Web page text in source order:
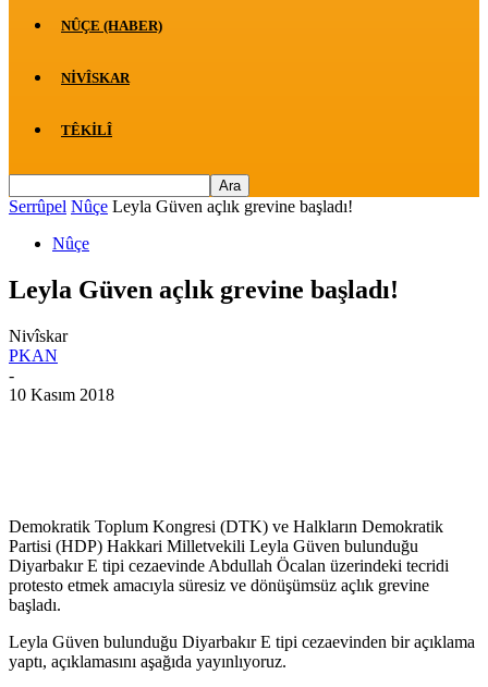
NÛÇE (HABER)
NIVÎSKAR
TÊKILÎ
Serrûpel Nûçe Leyla Güven açlık grevine başladı!
Nûçe
Leyla Güven açlık grevine başladı!
Nivîskar
PKAN
-
10 Kasım 2018
Demokratik Toplum Kongresi (DTK) ve Halkların Demokratik
Partisi (HDP) Hakkari Milletvekili Leyla Güven bulunduğu
Diyarbakır E tipi cezaevinde Abdullah Öcalan üzerindeki tecridi
protesto etmek amacıyla süresiz ve dönüşümsüz açlık grevine
başladı.
Leyla Güven bulunduğu Diyarbakır E tipi cezaevinden bir açıklama
yaptı, açıklamasını aşağıda yayınlıyoruz.